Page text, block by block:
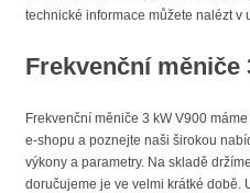
technické informace můžete nalézt v
Frekvenční měniče
Frekvenční měniče 3 kW V900
e-shopu a poznejte naši širokou
výkony a parametry. Na skladě
doručujeme je ve velmi krátké době.